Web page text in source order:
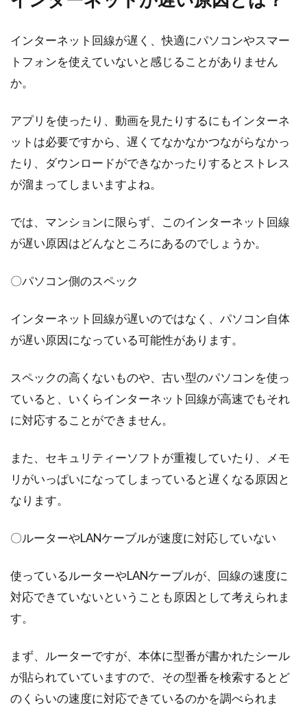
人生の節目などで、引っ越しを考える方は多い
でしょう。引っ越しに伴いさまざまな費用が発
生し、高...
マンションを買うなら中古がおすす
め？購入する際は注意点も
日本でマイホームを購入すると言うと、多くの
か。しかし...
マンションにロフトを！リフォーム
具体例からプランを練ろう
か？マンションは一戸建てとは違い、自由に増
築すること...
賃貸アパートの原状回復義務とは
賃貸アパートを借りる際は、原状回復義務につ
中古マンション購入の決め手は配
インターネット回線が遅く、快適にパソコンやスマー
トフォンを使えていないと感じることがありません
か。
アプリを使ったり、動画を見たりするにもインターネ
ットは必要ですから、遅くてなかなかつながらなかっ
たり、ダウンロードができなかったりするとストレス
が溜まってしまいますよね。
では、マンションに限らず、このインターネット回線
が遅い原因はどんなところにあるのでしょうか。
〇パソコン側のスペック
インターネット回線が遅いのではなく、パソコン自体
が遅い原因になっている可能性があります。
スペックの高くないものや、古い型のパソコンを使っ
ていると、いくらインターネット回線が高速でもそれ
に対応することができません。
また、セキュリティーソフトが重複していたり、メモ
リがいっぱいになってしまっていると遅くなる原因と
なります。
〇ルーターやLANケーブルが速度に対応していない
使っているルーターやLANケーブルが、回線の速度に
対応できていないということも原因として考えられま
す。
まず、ルーターですが、本体に型番が書かれたシール
が貼られていていますので、その型番を検索するとど
のくらいの速度に対応できているのかを調べられま